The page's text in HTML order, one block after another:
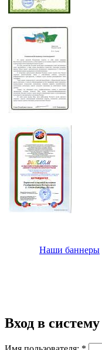
Наши баннеры
Вход в систему